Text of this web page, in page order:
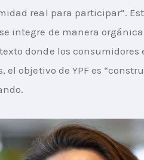
real para participar”.
integre de manera
donde los consumidores
el objetivo de YPF es